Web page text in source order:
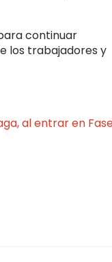
continuar
los trabajadores y
al entrar en